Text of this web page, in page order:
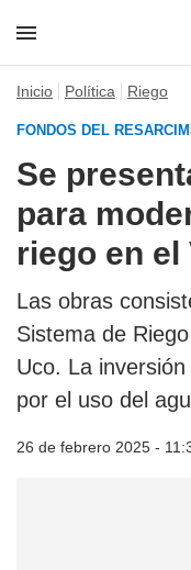
Inicio Política Riego
FONDOS DEL
Se
para
riego en el
Las obras
Sistema de
Uco. La
por el uso del
26 de febrero 2025 -